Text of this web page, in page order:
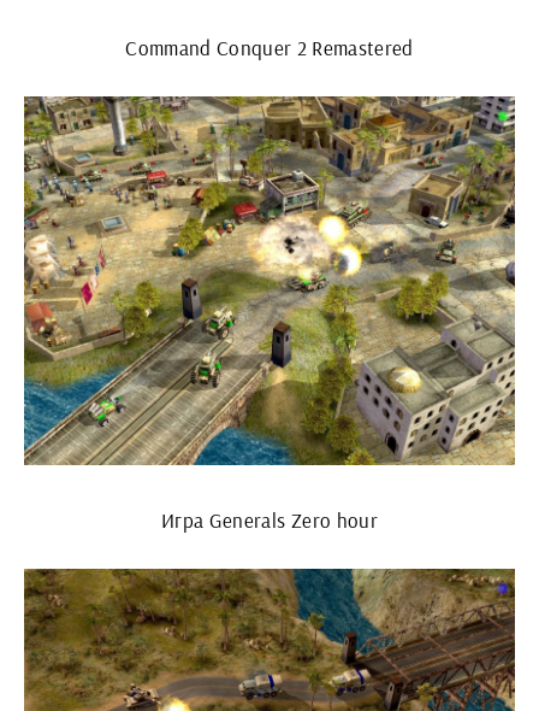
Command Conquer 2 Remastered
Игра Generals Zero hour